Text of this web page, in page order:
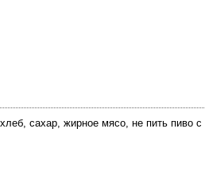
сахар, жирное мясо, не пить пиво